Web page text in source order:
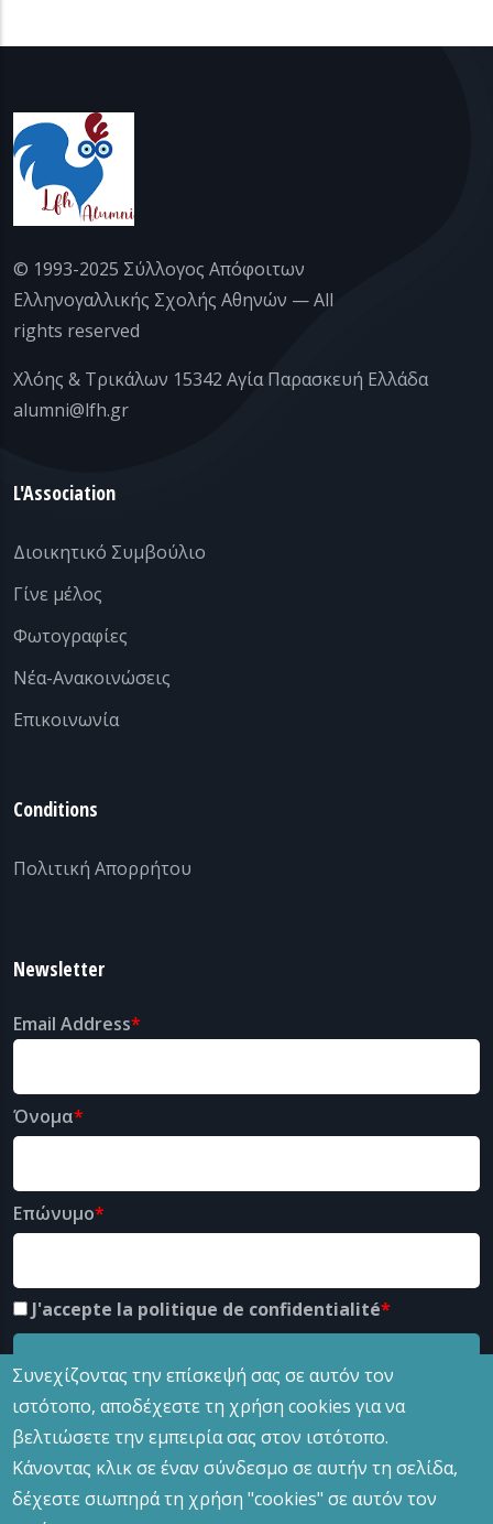
© 1993-2025 Σύλλογος Απόφοιτων
Ελληνογαλλικής Σχολής Αθηνών — All
rights reserved
Χλόης & Τρικάλων 15342 Αγία Παρασκευή Ελλάδα
alumni@lfh.gr
L'Association
Διοικητικό Συμβούλιο
Γίνε μέλος
Φωτογραφίες
Νέα-Ανακοινώσεις
Επικοινωνία
Conditions
Πολιτική Απορρήτου
Newsletter
Email Address
Όνομα
Επώνυμο
J'accepte la politique de confidentialité
Συνεχίζοντας την επίσκεψή σας σε αυτόν τον
ιστότοπο, αποδέχεστε τη χρήση cookies για να
βελτιώσετε την εμπειρία σας στον ιστότοπο.
Κάνοντας κλικ σε έναν σύνδεσμο σε αυτήν τη σελίδα,
δέχεστε σιωπηρά τη χρήση "cookies" σε αυτόν τον